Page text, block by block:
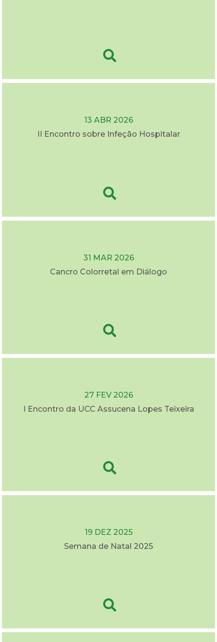
13 ABR 2026
II Encontro sobre Infeção Hospitalar
31 MAR 2026
Cancro Colorretal em Diálogo
27 FEV 2026
I Encontro da UCC Assucena Lopes Teixeira
19 DEZ 2025
Semana de Natal 2025